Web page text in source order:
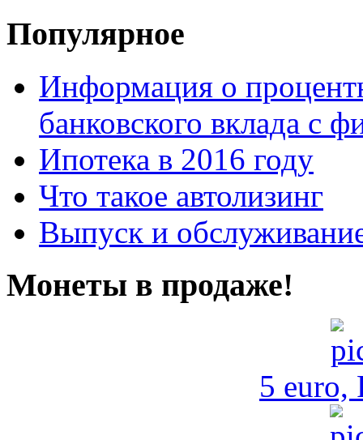
Популярное
Информация о
банковского вклада с
Ипотека в 2016 году
Что такое автолизинг
Выпуск и
Монеты в продаже!
5 euro,